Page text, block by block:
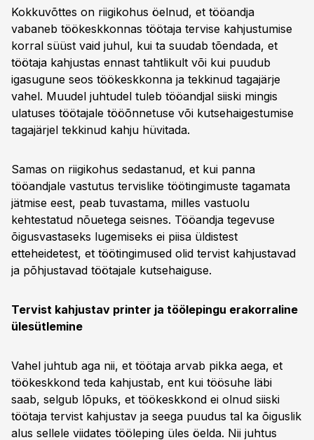
Kokkuvõttes on riigikohus öelnud, et tööandja
vabaneb töökeskkonnas töötaja tervise kahjustumise
korral süüst vaid juhul, kui ta suudab tõendada, et
töötaja kahjustas ennast tahtlikult või kui puudub
igasugune seos töökeskkonna ja tekkinud tagajärje
vahel. Muudel juhtudel tuleb tööandjal siiski mingis
ulatuses töötajale tööõnnetuse või kutsehaigestumise
tagajärjel tekkinud kahju hüvitada.
Samas on riigikohus sedastanud, et kui panna
tööandjale vastutus tervislike töötingimuste tagamata
jätmise eest, peab tuvastama, milles vastuolu
kehtestatud nõuetega seisnes. Tööandja tegevuse
õigusvastaseks lugemiseks ei piisa üldistest
etteheidetest, et töötingimused olid tervist kahjustavad
ja põhjustavad töötajale kutsehaiguse.
Tervist kahjustav printer ja töölepingu erakorraline
ülesütlemine
Vahel juhtub aga nii, et töötaja arvab pikka aega, et
töökeskkond teda kahjustab, ent kui töösuhe läbi
saab, selgub lõpuks, et töökeskkond ei olnud siiski
töötaja tervist kahjustav ja seega puudus tal ka õiguslik
alus sellele viidates tööleping üles öelda. Nii juhtus